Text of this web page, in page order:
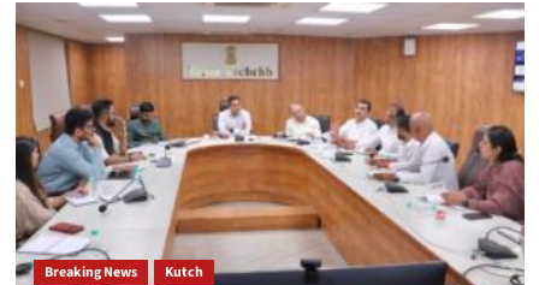
Breaking News Kutch